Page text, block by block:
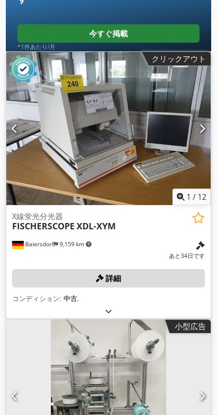
今すぐ掲載
*1件あたり/月
クリックアウト
1 / 12
Baiersdorf 9,159 km
X線蛍光分光器
FISCHERSCOPE XDL-XYM
あと34日です
詳細
コンディション: 中古,
小型広告